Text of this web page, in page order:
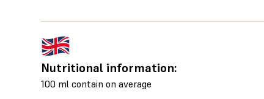
Nutritional information:
100 ml contain on average